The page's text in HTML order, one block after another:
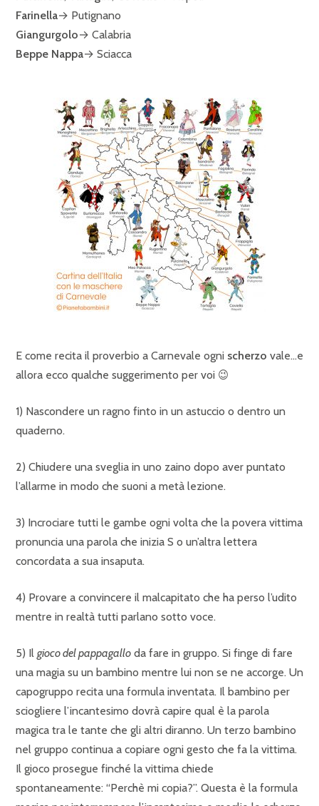
Farinella→ Putignano
Giangurgolo→ Calabria
Beppe Nappa→ Sciacca
E come recita il proverbio a Carnevale ogni scherzo vale…e
allora ecco qualche suggerimento per voi 😉
1) Nascondere un ragno finto in un astuccio o dentro un
quaderno.
2) Chiudere una sveglia in uno zaino dopo aver puntato
l’allarme in modo che suoni a metà lezione.
3) Incrociare tutti le gambe ogni volta che la povera vittima
pronuncia una parola che inizia S o un’altra lettera
concordata a sua insaputa.
4) Provare a convincere il malcapitato che ha perso l’udito
mentre in realtà tutti parlano sotto voce.
5) Il gioco del pappagallo da fare in gruppo. Si finge di fare
una magia su un bambino mentre lui non se ne accorge. Un
capogruppo recita una formula inventata. Il bambino per
sciogliere l’incantesimo dovrà capire qual è la parola
magica tra le tante che gli altri diranno. Un terzo bambino
nel gruppo continua a copiare ogni gesto che fa la vittima.
Il gioco prosegue finché la vittima chiede
spontaneamente: “Perchè mi copia?”. Questa è la formula